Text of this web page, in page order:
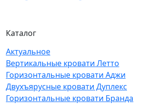
Каталог
Актуальное
Вертикальные кровати Летто
Горизонтальные кровати Аджи
Двухъярусные кровати Дуплекс
Горизонтальные кровати Бранда